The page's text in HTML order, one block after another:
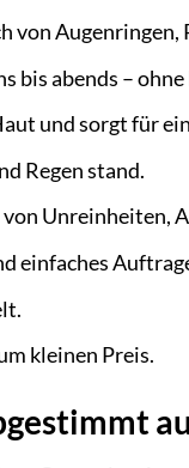
von
bis abends –
und sorgt für
Regen stand.
von Unreinheiten,
einfaches
kleinen Preis.